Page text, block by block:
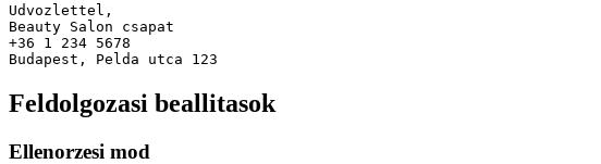
Udvozlettel,
Beauty Salon csapat
+36 1 234 5678
Feldolgozasi beallitasok
Ellenorzesi mod